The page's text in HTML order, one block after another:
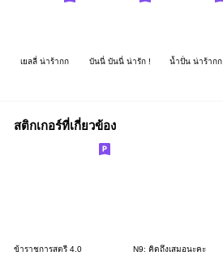
เยลลี่ น่าร้ากก บันนี่ บันนี่ น่ารัก ! น้ำปั่น น่าร้ากก
สติกเกอร์ที่เกี่ยวข้อง
ข้าราชการสตรี 4.0 N9: คิดถึงเสมอนะคะ